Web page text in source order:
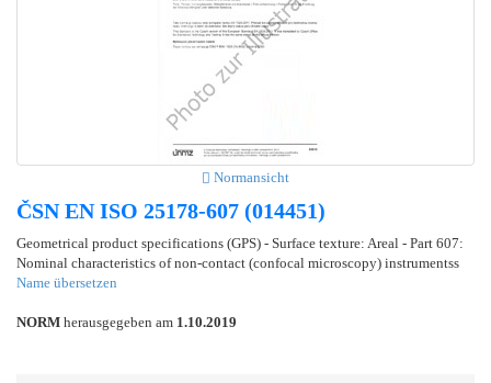
Normansicht
ČSN EN ISO 25178-607 (014451)
Geometrical product specifications (GPS) - Surface texture: Areal - Part 607:
Nominal characteristics of non-contact (confocal microscopy) instrumentss
Name übersetzen
NORM herausgegeben am 1.10.2019